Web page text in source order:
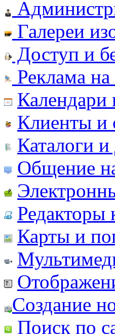
Галереи
Доступ и
Реклама на
Календари
Клиенты и
Каталоги
Общение
Редакторы
Карты и
Создание
Поиск по